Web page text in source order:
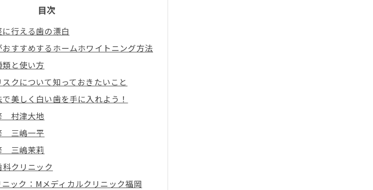
目次
行える歯の漂白
おすすめするホームホワイトニング方法
と使い方
クについて知っておきたいこと
美しく白い歯を手に入れよう！
村津大地
三嶋一平
三嶋茉莉
科クリニック
ック：Mメディカルクリニック福岡